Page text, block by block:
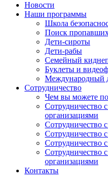
Новости
Наши программы
Школа
Поиск
Дети-сироты
Дети-рабы
Семейный
Буклеты и
Международный
Сотрудничество
Чем вы можете
Сотрудничество
организациями
Сотрудничество
Сотрудничество
Сотрудничество
Сотрудничество
организациями
Контакты